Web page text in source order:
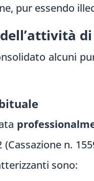
pur essendo
alcuni
n.
sono: